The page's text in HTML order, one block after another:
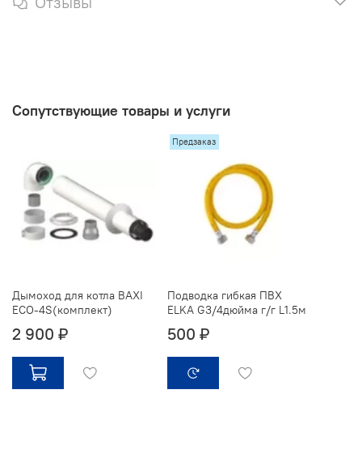
Сопутствующие товары и услуги
Дымоход для котла BAXI
ECO-4S(комплект)
2 900 ₽
Предзаказ
Подводка гибкая ПВХ
ELKA G3/4дюйма г/г L1.5м
500 ₽